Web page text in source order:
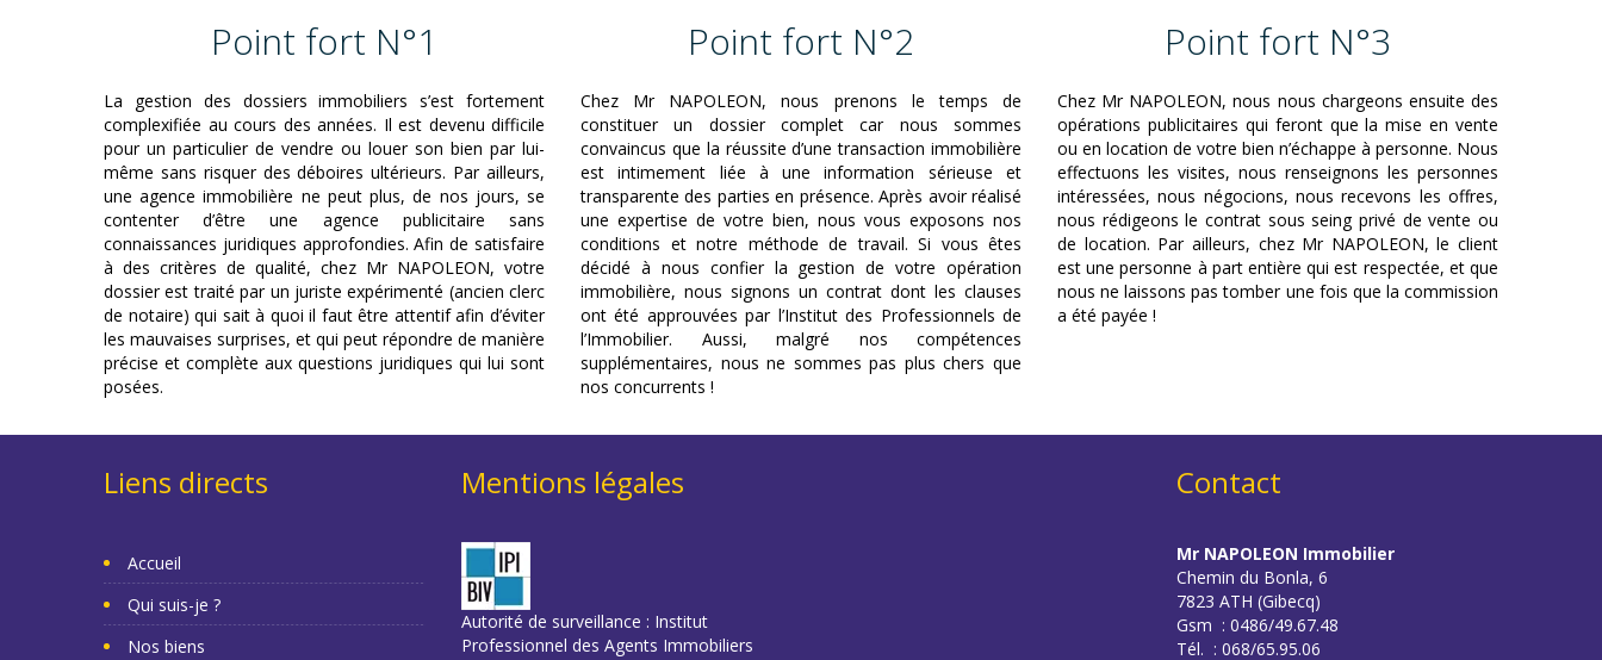
Point fort N°1
La gestion des dossiers immobiliers s’est fortement
complexifiée au cours des années. Il est devenu difficile
pour un particulier de vendre ou louer son bien par lui-
même sans risquer des déboires ultérieurs. Par ailleurs,
une agence immobilière ne peut plus, de nos jours, se
contenter d’être une agence publicitaire sans
connaissances juridiques approfondies. Afin de satisfaire
à des critères de qualité, chez Mr NAPOLEON, votre
dossier est traité par un juriste expérimenté (ancien clerc
de notaire) qui sait à quoi il faut être attentif afin d’éviter
les mauvaises surprises, et qui peut répondre de manière
précise et complète aux questions juridiques qui lui sont
posées.
Point fort N°2
Chez Mr NAPOLEON, nous prenons le temps de
constituer un dossier complet car nous sommes
convaincus que la réussite d’une transaction immobilière
est intimement liée à une information sérieuse et
transparente des parties en présence. Après avoir réalisé
une expertise de votre bien, nous vous exposons nos
conditions et notre méthode de travail. Si vous êtes
décidé à nous confier la gestion de votre opération
immobilière, nous signons un contrat dont les clauses
ont été approuvées par l’Institut des Professionnels de
l’Immobilier. Aussi, malgré nos compétences
supplémentaires, nous ne sommes pas plus chers que
nos concurrents !
Point fort N°3
Chez Mr NAPOLEON, nous nous chargeons ensuite des
opérations publicitaires qui feront que la mise en vente
ou en location de votre bien n’échappe à personne. Nous
effectuons les visites, nous renseignons les personnes
intéressées, nous négocions, nous recevons les offres,
nous rédigeons le contrat sous seing privé de vente ou
de location. Par ailleurs, chez Mr NAPOLEON, le client
est une personne à part entière qui est respectée, et que
nous ne laissons pas tomber une fois que la commission
a été payée !
Liens directs
Accueil
Qui suis-je ?
Nos biens
Mentions légales
Autorité de surveillance : Institut
Professionnel des Agents Immobiliers
Contact
Mr NAPOLEON Immobilier
Chemin du Bonla, 6
7823 ATH (Gibecq)
Gsm : 0486/49.67.48
Tél. : 068/65.95.06